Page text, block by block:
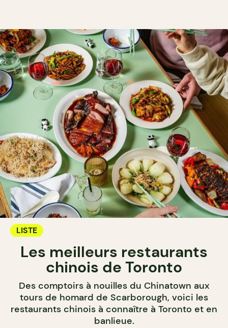
LISTE
Les meilleurs restaurants
chinois de Toronto
Des comptoirs à nouilles du Chinatown aux
tours de homard de Scarborough, voici les
restaurants chinois à connaître à Toronto et en
banlieue.